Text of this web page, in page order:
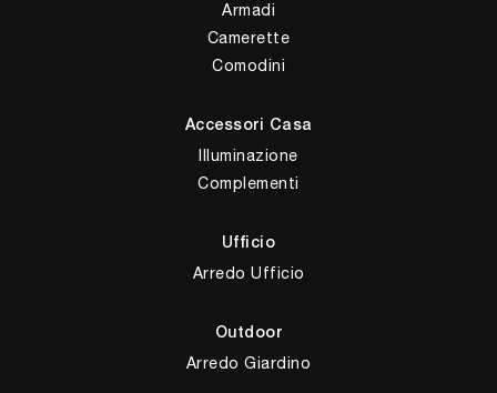
Armadi
Camerette
Comodini
Accessori Casa
Illuminazione
Complementi
Ufficio
Arredo Ufficio
Outdoor
Arredo Giardino